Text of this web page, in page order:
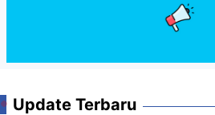
Update Terbaru